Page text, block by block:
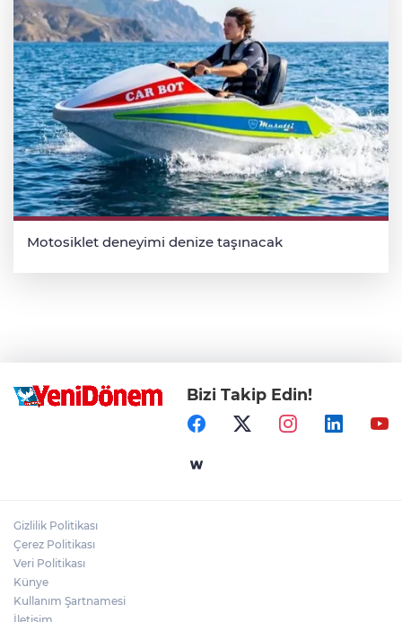
Motosiklet deneyimi denize taşınacak
Bizi Takip Edin!
Gizlilik Politikası
Çerez Politikası
Veri Politikası
Künye
Kullanım Şartnamesi